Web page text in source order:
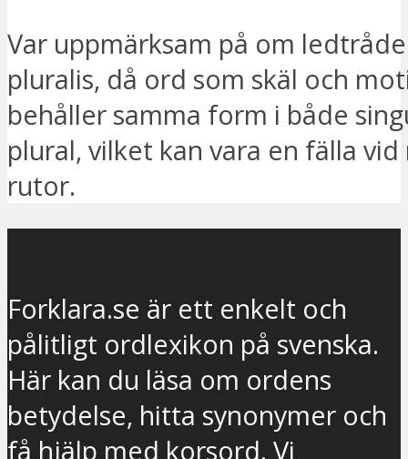
Var uppmärksam på om
pluralis, då ord som skäl och
behåller samma form i både
plural, vilket kan vara en fälla vid
rutor.
Forklara.se är ett enkelt och
pålitligt ordlexikon på svenska.
Här kan du läsa om ordens
betydelse, hitta synonymer och
få hjälp med korsord. Vi